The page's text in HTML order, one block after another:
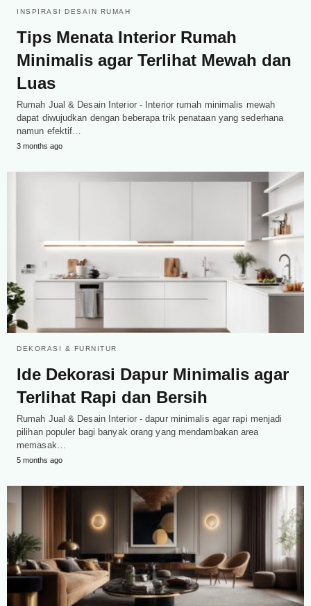
INSPIRASI DESAIN RUMAH
Tips Menata Interior Rumah
Minimalis agar Terlihat Mewah dan
Luas
Rumah Jual & Desain Interior - Interior rumah minimalis mewah
dapat diwujudkan dengan beberapa trik penataan yang sederhana
namun efektif…
3 months ago
DEKORASI & FURNITUR
Ide Dekorasi Dapur Minimalis agar
Terlihat Rapi dan Bersih
Rumah Jual & Desain Interior - dapur minimalis agar rapi menjadi
pilihan populer bagi banyak orang yang mendambakan area
memasak…
5 months ago